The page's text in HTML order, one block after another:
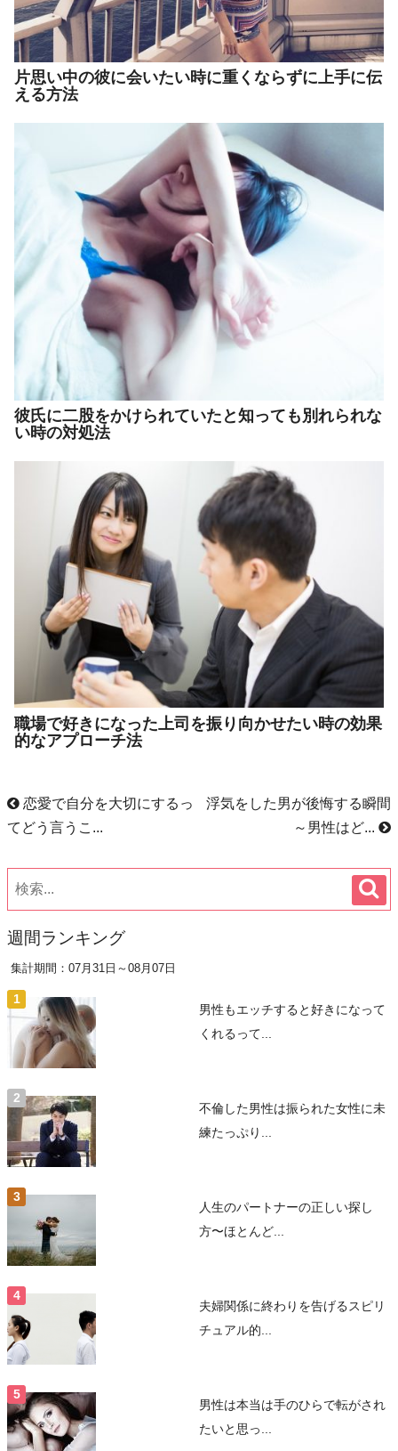
片思い中の彼に会いたい時に重くならずに上手に伝
える方法
彼氏に二股をかけられていたと知っても別れられな
い時の対処法
職場で好きになった上司を振り向かせたい時の効果
的なアプローチ法
恋愛で自分を大切にするっ
てどう言うこ...
浮気をした男が後悔する瞬間
～男性はど...
週間ランキング
集計期間：07月31日～08月07日
男性もエッチすると好きになって
くれるって...
不倫した男性は振られた女性に未
練たっぷり...
人生のパートナーの正しい探し
方〜ほとんど...
夫婦関係に終わりを告げるスピリ
チュアル的...
男性は本当は手のひらで転がされ
たいと思っ...